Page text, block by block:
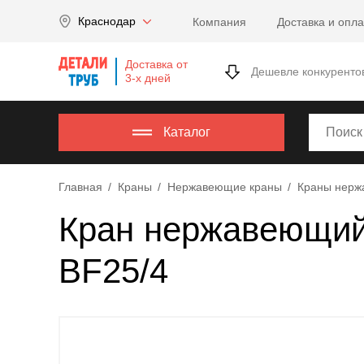
Краснодар Компания Доставка и
Доставка от
3-х дней
Дешевле
Каталог
Главная Краны Нержавеющие краны Краны
Кран
BF25/4
Московская